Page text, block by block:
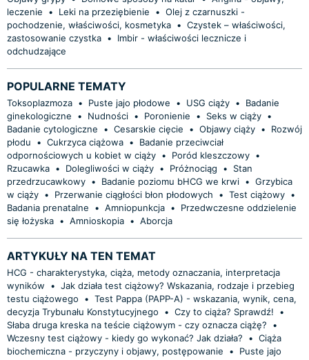
leczenie
• Leki na przeziębienie • Olej z czarnuszki -
pochodzenie, właściwości, kosmetyka • Czystek – właściwości,
zastosowanie czystka •
Imbir - właściwości lecznicze i
odchudzające
POPULARNE TEMATY
Toksoplazmoza • Puste jajo płodowe • USG ciąży •
Badanie
ginekologiczne
• Nudności • Poronienie • Seks w ciąży •
Badanie cytologiczne
• Cesarskie cięcie • Objawy ciąży •
Rozwój
płodu
• Cukrzyca ciążowa •
Badanie przeciwciał
odpornościowych u kobiet w ciąży • Poród kleszczowy •
Rzucawka • Dolegliwości w ciąży • Próżnociąg •
Stan
przedrzucawkowy • Badanie poziomu bHCG we krwi • Grzybica
w ciąży • Przerwanie ciągłości błon płodowych • Test ciążowy •
Badania prenatalne
• Amniopunkcja •
Przedwczesne oddzielenie
się łożyska • Amnioskopia • Aborcja
ARTYKUŁY NA TEN TEMAT
HCG - charakterystyka, ciąża, metody oznaczania, interpretacja
wyników
• Jak działa test ciążowy? Wskazania, rodzaje i przebieg
testu ciążowego
• Test Pappa (PAPP-A) - wskazania, wynik, cena,
decyzja Trybunału Konstytucyjnego
• Czy to ciąża? Sprawdź!
•
Słaba druga kreska na teście ciążowym - czy oznacza ciążę?
•
Wczesny test ciążowy - kiedy go wykonać? Jak działa?
• Ciąża
biochemiczna - przyczyny i objawy, postępowanie
•
Puste jajo